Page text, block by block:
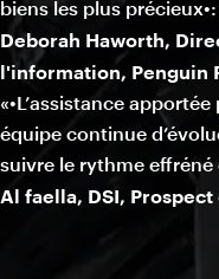
biens les plus
Deborah Haworth,
l'information, Penguin
«•L’assistance
équipe continue
suivre le rythme effréné
Al faella, DSI, Prospect